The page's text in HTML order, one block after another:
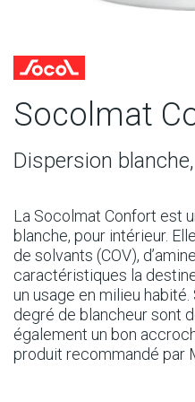
Socolmat
Dispersion
La Socolmat Confort est
blanche, pour intérieur.
de solvants (COV),
caractéristiques la
un usage en milieu
degré de blancheur sont
également un bon
produit recommandé par